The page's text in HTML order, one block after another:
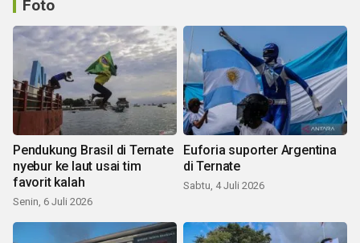
Foto
Pendukung Brasil di Ternate
nyebur ke laut usai tim
favorit kalah
Senin, 6 Juli 2026
Euforia suporter Argentina
di Ternate
Sabtu, 4 Juli 2026